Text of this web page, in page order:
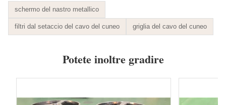
schermo del nastro metallico
filtri dal setaccio del cavo del cuneo griglia del cavo del cuneo
Potete inoltre gradire